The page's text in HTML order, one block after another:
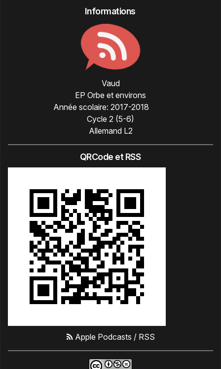
Informations
Vaud
EP Orbe et environs
Année scolaire: 2017-2018
Cycle 2 (5-6)
Allemand L2
QRCode et RSS
Apple Podcasts / RSS